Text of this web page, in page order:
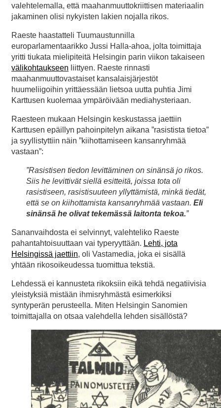
valehtelemalla, että maahanmuuttokriittisen materiaalin
jakaminen olisi nykyisten lakien nojalla rikos.
Raeste haastatteli Tuumaustunnilla
europarlamentaarikko Jussi Halla-ahoa, jolta toimittaja
yritti tiukata mielipiteitä Helsingin parin viikon takaiseen
välikohtaukseen liittyen. Raeste rinnasti
maahanmuuttovastaiset kansalaisjärjestöt
huumeliigoihin yrittäessään lietsoa uutta puhtia Jimi
Karttusen kuolemaa ympäröivään mediahysteriaan.
Raesteen mukaan Helsingin keskustassa jaettiin
Karttusen epäillyn pahoinpitelyn aikana ”rasistista tietoa”
ja syyllistyttiin näin ”kiihottamiseen kansanryhmää
vastaan”:
”Rasistisen tiedon levittäminen on sinänsä jo rikos.
Siis he levittivät siellä esitteitä, joissa tota oli
rasistiseen, rasistisuuteen yllyttämistä, minkä tiedät,
että se on kiihottamista kansanryhmää vastaan. Eli
sinänsä he olivat tekemässä laitonta tekoa.”
Sananvaihdosta ei selvinnyt, valehteliko Raeste
pahantahtoisuuttaan vai typeryyttään. Lehti, jota
Helsingissä jaettiin, oli Vastamedia, joka ei sisällä
yhtään rikosoikeudessa tuomittua tekstiä.
Lehdessä ei kannusteta rikoksiin eikä tehdä negatiivisia
yleistyksiä mistään ihmisryhmästä esimerkiksi
syntyperän perusteella. Miten Helsingin Sanomien
toimittajalla on otsaa valehdella lehden sisällöstä?